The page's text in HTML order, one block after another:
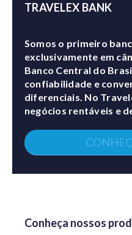
TRAVELEX BANK
Somos o primeiro
exclusivamente em
Banco Central do
confiabilidade e
diferenciais. No
negócios rentáveis e
Conheça nossos